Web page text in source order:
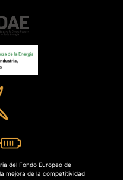
del Fondo Europeo de
mejora de la competitividad